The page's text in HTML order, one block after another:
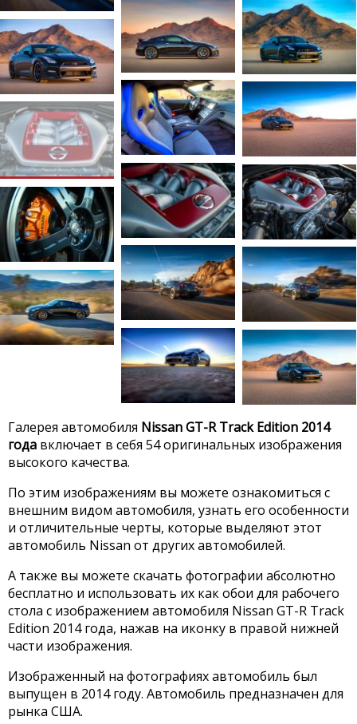
Галерея автомобиля Nissan GT-R Track Edition 2014
года включает в себя 54 оригинальных изображения
высокого качества.
По этим изображениям вы можете ознакомиться с
внешним видом автомобиля, узнать его особенности
и отличительные черты, которые выделяют этот
автомобиль Nissan от других автомобилей.
А также вы можете скачать фотографии абсолютно
бесплатно и использовать их как обои для рабочего
стола с изображением автомобиля Nissan GT-R Track
Edition 2014 года, нажав на иконку в правой нижней
части изображения.
Изображенный на фотографиях автомобиль был
выпущен в 2014 году. Автомобиль предназначен для
рынка США.